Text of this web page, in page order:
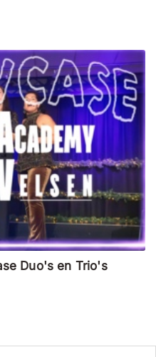
Duo's en Trio's